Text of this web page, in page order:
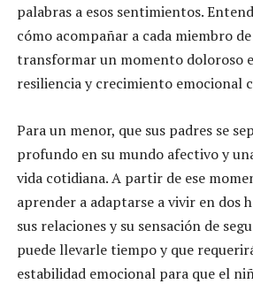
palabras a esos sentimientos.
cómo acompañar a cada miembro
transformar un momento doloroso
resiliencia y crecimiento emocional
Para un menor, que sus padres se
profundo en su mundo afectivo y
vida cotidiana. A partir de ese
aprender a adaptarse a vivir en dos
sus relaciones y su sensación de
puede llevarle tiempo y que
estabilidad emocional para que el